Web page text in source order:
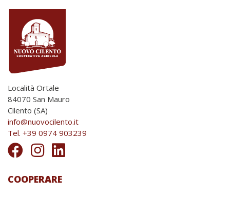
Località Ortale
84070 San Mauro
Cilento (SA)
info@nuovocilento.it
Tel. +39 0974 903239
COOPERARE